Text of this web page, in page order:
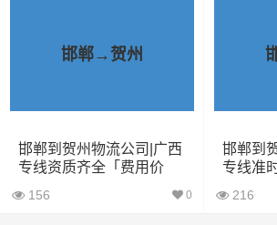
中丢失或损坏你的包裹，导致你的物品
出现延误，导致你的物品无法按时送达
3、服务质量差：不靠谱的物流公司可
邯郸→贺州
邯郸到贺州物流公司|广西
专线资质齐全「费用价
156 0
邯郸到
专线准
216